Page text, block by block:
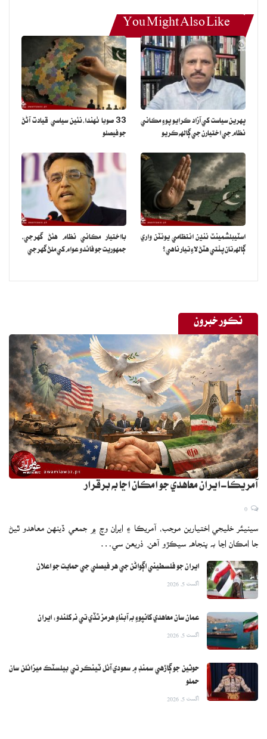
You Might Also Like
پهرين سياست کي آزاد ڪرايو پوءِ مڪاني
نظام جي اختيارن جي ڳالهه ڪريو
33 صوبا ٺهندا،نئين سياسي قيادت آڻڻ
جو فيصلو
اسٽيبلشمينٽ ننڍن انتظامي يونٽن واري
ڳالهه تان پٺتي هٽڻ لاءِ تيار ناهي؟
بااختيار مڪاني نظام هئڻ گهرجي‏،
جمهوريت جو فائدو عوام کي ملڻ گهرجي
نڪور خبرون
آمريڪا-ايران معاهدي جو امڪان اڃا به برقرار
سينيئر خليجي اختيارين موجب، آمريڪا ۽ ايران وچ ۾ جمعي ڏينهن معاهدو ٿيڻ
جا امڪان اڃا به پنجاهه سيڪڙو آهن. ذريعن سي…
ايران جو فلسطيني اڳواڻن جي هر فيصلي جي حمايت جو اعلان
اگست 5, 2026
عمان سان معاهدي کانپوءِ به آبناءِ هرمز ٿڏي تي نه کلندو: ايران
اگست 5, 2026
حوثين جو ڳاڙهي سمنڊ ۾ سعودي آئل ٽينڪر تي بيلسٽڪ ميزائلن سان
حملو
اگست 5, 2026